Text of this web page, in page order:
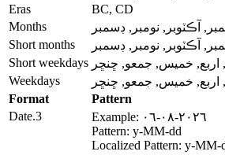
Eras
BC, CD
Months
آڪٽوبر, نومبر, ڊسمبر
Short months
آڪٽوبر, نومبر, ڊسمبر
Short weekdays اربع, خميس, جمعو, ڇنڇر
Weekdays
اربع, خميس, جمعو, ڇنڇر
Format
Pattern
Date.3
Example: ٢٠٢٦-٠٨-٠٦
Pattern: y-MM-dd
Localized Pattern: y-MM-